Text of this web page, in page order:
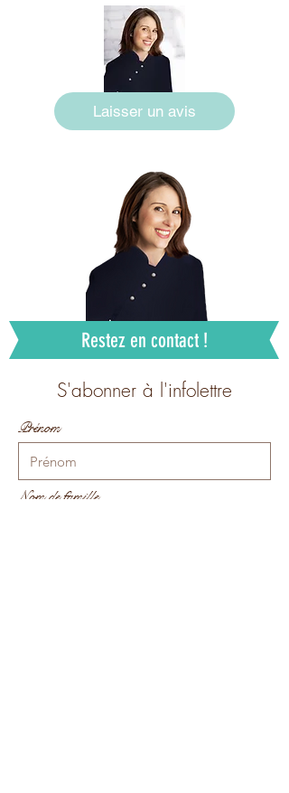
Laisser un avis
Restez en contact !
S'abonner à l'infolettre
Prénom
Nom de famille